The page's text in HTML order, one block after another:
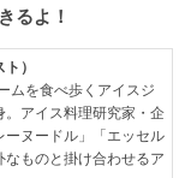
るよ！
）
ムを食べ歩くアイスジ
。アイス料理研究家・企
ヌードル」「エッセル
ものと掛け合わせるア